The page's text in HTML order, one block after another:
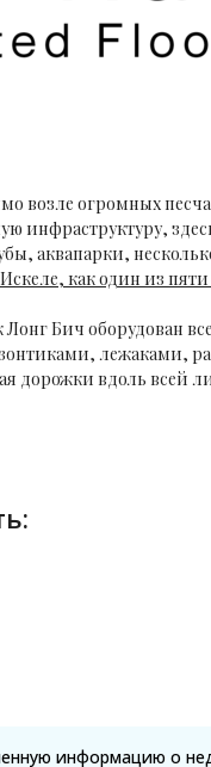
возле огромных
инфраструктуру,
аквапарки,
как один из
Бич оборудован
лежаками,
дорожки вдоль всей
информацию о